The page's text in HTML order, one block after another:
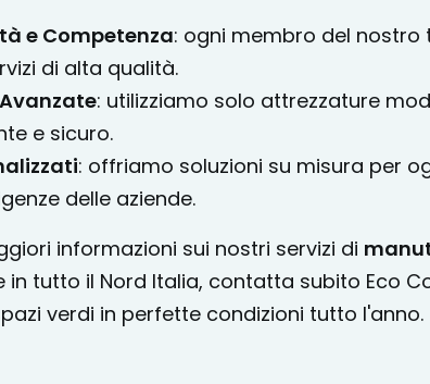
e Competenza: ogni membro del
di alta qualità.
: utilizziamo solo attrezzature
e sicuro.
: offriamo soluzioni su misura per
delle aziende.
informazioni sui nostri servizi di
in tutto il Nord Italia, contatta subito Eco
verdi in perfette condizioni tutto l'anno.